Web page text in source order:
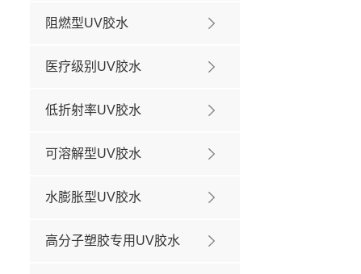
阻燃型UV胶水
医疗级别UV胶水
低折射率UV胶水
可溶解型UV胶水
水膨胀型UV胶水
高分子塑胶专用UV胶水